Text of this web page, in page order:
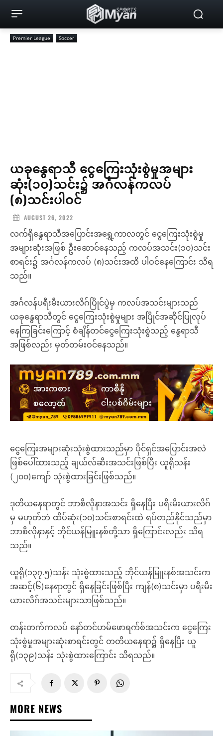
Premier League Soccer
ယခုနွေရာသီ ငွေကြေးသုံးစွဲမှုအများ
ဆုံး(၁၀)သင်း၌ အင်္ဂလန်ကလပ်
(၈)သင်းပါဝင်
AUGUST 26, 2022
လက်ရှိနွေရာသီအပြောင်းအရွှေ့ကာလတွင် ငွေကြေးသုံးစွဲမှု
အများဆုံးအဖြစ် ဦးဆောင်နေသည့် ကလပ်အသင်း(၁၀)သင်း
စာရင်း၌ အင်္ဂလန်ကလပ် (၈)သင်းအထိ ပါဝင်နေကြောင်း သိရ
သည်။
အင်္ဂလန်ပရီးမီးယားလိဂ်ပြိုင်ပွဲမှ ကလပ်အသင်းများသည်
ယခုနွေရာသီတွင် ငွေကြေးသုံးစွဲမှုများ အပြိုင်အဆိုင်ပြုလုပ်
နေကြခြင်းကြောင့် စံချိန်တင်ငွေကြေးသုံးစွဲသည့် နွေရာသီ
အဖြစ်လည်း မှတ်တမ်းဝင်နေသည်။
ငွေကြေးအများဆုံးသုံးစွဲထားသည်မှာ ပိုင်ရှင်အပြောင်းအလဲ
ဖြစ်ပေါ်ထားသည့် ချယ်လ်ဆီးအသင်းဖြစ်ပြီး ယူရိုသန်း
(၂၀၀)ကျော် သုံးစွဲထားခြင်းဖြစ်သည်။
ဒုတိယနေရာတွင် ဘာစီလိုနာအသင်း ရှိနေပြီး ပရီးမီးယားလိဂ်
မှ မဟုတ်ဘဲ ထိပ်ဆုံး(၁၀)သင်းစာရင်းထဲ ရပ်တည်နိုင်သည်မှာ
ဘာစီလိုနာနှင့် ဘိုင်ယန်မြူးနစ်တို့သာ ရှိကြောင်းလည်း သိရ
သည်။
ယူရို(၁၃၇.၅)သန်း သုံးစွဲထားသည့် ဘိုင်ယန်မြူးနစ်အသင်းက
အဆင့်(၆)နေရာတွင် ရှိနေခြင်းဖြစ်ပြီး ကျန်(၈)သင်းမှာ ပရီးမီး
ယားလိဂ်အသင်းများသာဖြစ်သည်။
တန်းတက်ကလပ် နော်တင်ဟမ်ဖောရက်စ်အသင်းက ငွေကြေး
သုံးစွဲမှုအများဆုံးစာရင်းတွင် တတိယနေရာ၌ ရှိနေပြီး ယူ
ရို(၁၃၉)သန်း သုံးစွဲထားကြောင်း သိရသည်။
MORE NEWS